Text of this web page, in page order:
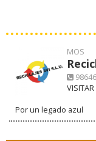
MOS
VISITAR
Por un legado azul